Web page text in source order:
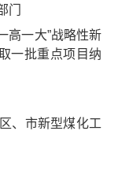
门
高一大”战略性新
一批重点项目纳
、市新型煤化工